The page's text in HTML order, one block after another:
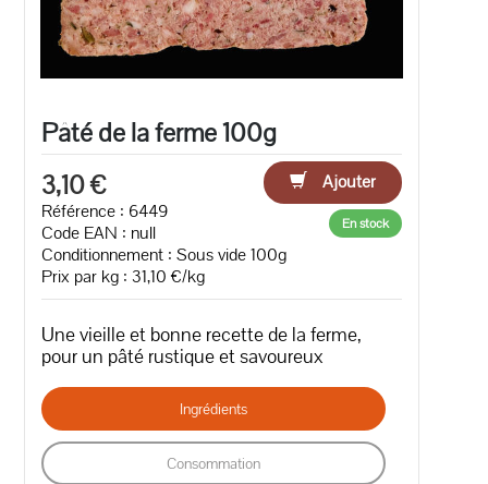
Pâté de la ferme 100g
3,10 €
Ajouter
Référence : 6449
Code EAN : null
Conditionnement : Sous vide 100g
Prix par kg : 31,10 €/kg
En stock
Une vieille et bonne recette de la ferme,
pour un pâté rustique et savoureux
Ingrédients
Consommation